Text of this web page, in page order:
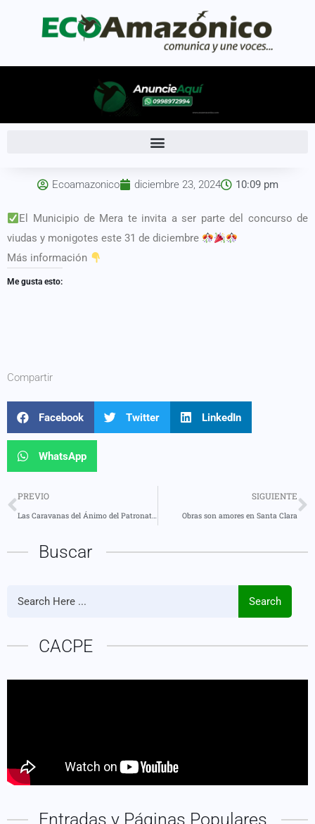
Ecoamazonico diciembre 23, 2024 10:09 pm
El Municipio de Mera te invita a ser parte del concurso de
viudas y monigotes este 31 de diciembre
Más información
Me gusta esto:
Compartir
Facebook Twitter LinkedIn
WhatsApp
PREVIO
Las Caravanas del Ánimo del Patronato de Pastaza llegan a las comunidades con alegría y diversión
SIGUIENTE
Obras son amores en Santa Clara
Buscar
Search
CACPE
Entradas y Páginas Populares